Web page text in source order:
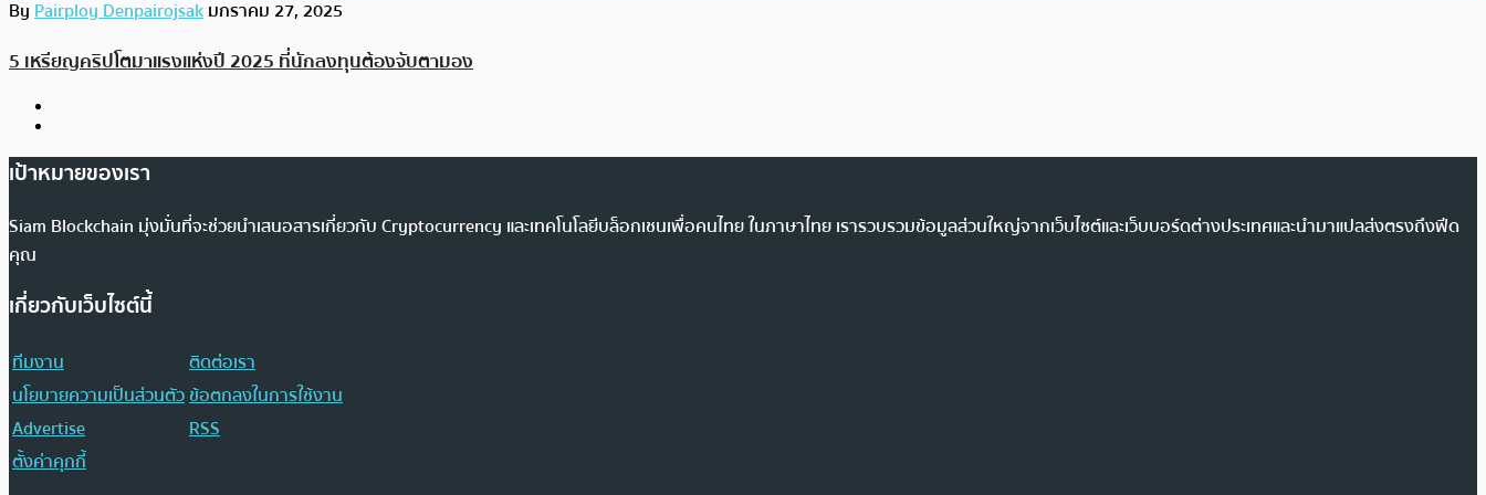
ByPairploy Denpairojsakมกราคม 27, 2025
5 เหรียญคริปโตมาแรงแห่งปี 2025 ที่นักลงทุนต้องจับตามอง
เป้าหมายของเรา
Siam Blockchain มุ่งมั่นที่จะช่วยนำเสนอสารเกี่ยวกับ Cryptocurrency และเทคโนโลยีบล็อกเชนเพื่อคนไทย ในภาษาไทย เรารวบรวมข้อมูลส่วนใหญ่จากเว็บไซต์และเว็บบอร์ดต่างประเทศและนำมาแปลส่งตรงถึงฟีด
คุณ
เกี่ยวกับเว็บไซต์นี้
ทีมงาน
ติดต่อเรา
นโยบายความเป็นส่วนตัวข้อตกลงในการใช้งาน
Advertise
RSS
ตั้งค่าคุกกี้